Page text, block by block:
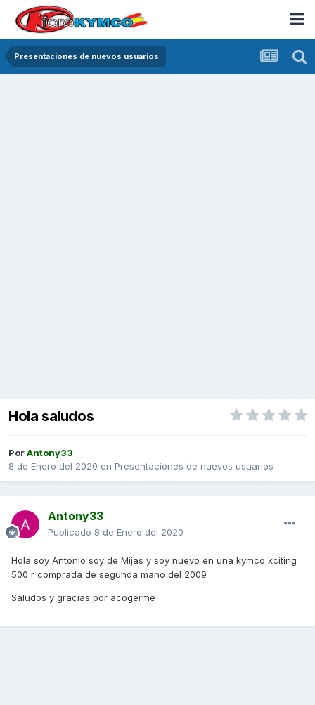
Presentaciones de nuevos usuarios
Hola saludos
PorAntony33
8 de Enero del 2020 en Presentaciones de nuevos usuarios
Antony33
Publicado 8 de Enero del 2020
Hola soy Antonio soy de Mijas y soy nuevo en una kymco xciting
500 r comprada de segunda mano del 2009
Saludos y gracias por acogerme